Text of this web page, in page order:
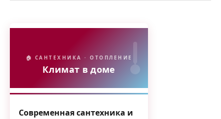
🏠 САНТЕХНИКА · ОТОПЛЕНИЕ
Климат в доме
Современная сантехника и